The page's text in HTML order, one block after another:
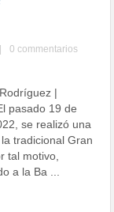
0 commentarios
|
pasado 19 de
se realizó una
tradicional Gran
tal motivo,
a la Ba ...